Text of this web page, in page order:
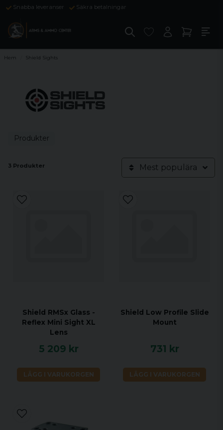
Snabba leveranser Säkra betalningar
Hem Shield Sights
Produkter
3 Produkter Mest populära
Shield RMSx Glass -
Reflex Mini Sight XL
Lens
5 209 kr
LÄGG I VARUKORGEN
Shield Low Profile Slide
Mount
731 kr
LÄGG I VARUKORGEN